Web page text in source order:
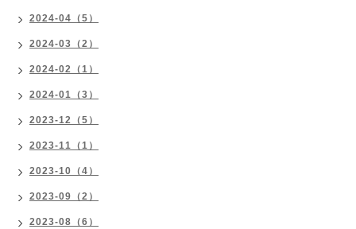
2024-04（5）
2024-03（2）
2024-02（1）
2024-01（3）
2023-12（5）
2023-11（1）
2023-10（4）
2023-09（2）
2023-08（6）